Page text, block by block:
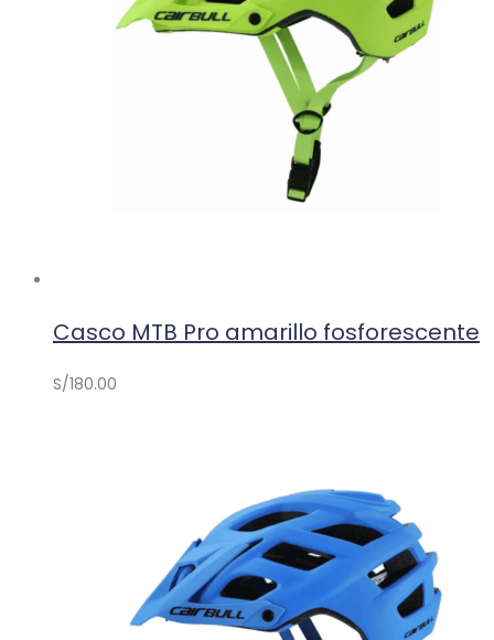
Casco MTB Pro amarillo fosforescente
S/180.00